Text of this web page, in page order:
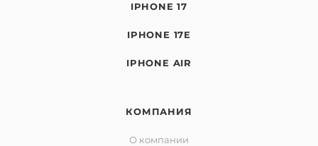
IPHONE 17
IPHONE 17E
IPHONE AIR
КОМПАНИЯ
О компании